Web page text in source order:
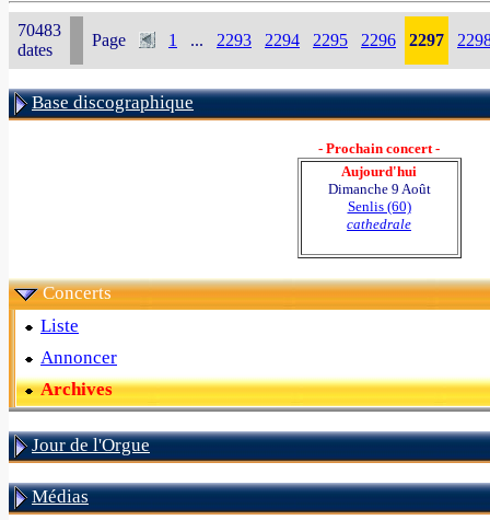
70483
dates
Page 1 ... 2293 2294 2295 2296 2297
Base discographique
- Prochain concert -
Aujourd'hui
Dimanche 9 Août
Senlis (60)
cathedrale
Concerts
Liste
Annoncer
Archives
Jour de l'Orgue
Médias